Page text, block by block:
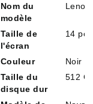
De RAM, 512 Go De
SSD NVMe
Nom du
modèle
Taille de
l'écran
14
Couleur
Noir
Taille du
disque dur
512 Go